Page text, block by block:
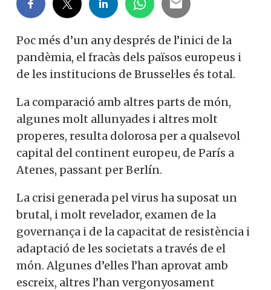
Poc més d’un any després de l’inici de la
pandèmia, el fracàs dels països europeus i
de les institucions de Brussel·les és total.
La comparació amb altres parts de món,
algunes molt allunyades i altres molt
properes, resulta dolorosa per a qualsevol
capital del continent europeu, de París a
Atenes, passant per Berlín.
La crisi generada pel virus ha suposat un
brutal, i molt revelador, examen de la
governança i de la capacitat de resistència i
adaptació de les societats a través de el
món. Algunes d’elles l’han aprovat amb
escreix, altres l’han vergonyosament